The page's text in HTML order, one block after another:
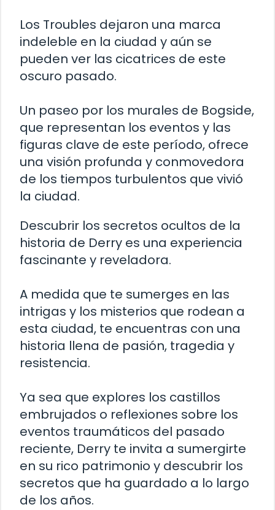
Los Troubles dejaron una marca
indeleble en la ciudad y aún se
pueden ver las cicatrices de este
oscuro pasado.
Un paseo por los murales de Bogside,
que representan los eventos y las
figuras clave de este período, ofrece
una visión profunda y conmovedora
de los tiempos turbulentos que vivió
la ciudad.
Descubrir los secretos ocultos de la
historia de Derry es una experiencia
fascinante y reveladora.
A medida que te sumerges en las
intrigas y los misterios que rodean a
esta ciudad, te encuentras con una
historia llena de pasión, tragedia y
resistencia.
Ya sea que explores los castillos
embrujados o reflexiones sobre los
eventos traumáticos del pasado
reciente, Derry te invita a sumergirte
en su rico patrimonio y descubrir los
secretos que ha guardado a lo largo
de los años.